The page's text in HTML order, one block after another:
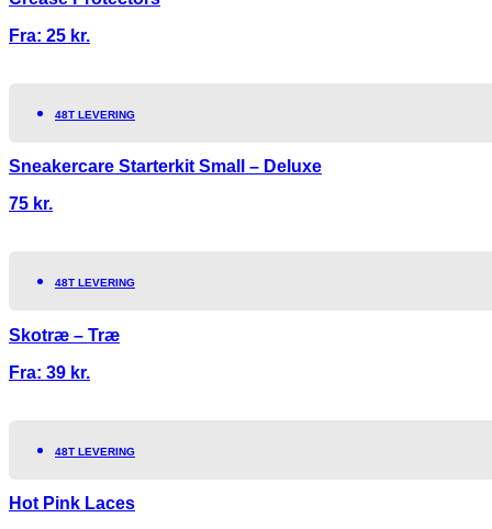
Fra: 25 kr.
48T LEVERING
Sneakercare Starterkit Small – Deluxe
75 kr.
48T LEVERING
Skotræ – Træ
Fra: 39 kr.
48T LEVERING
Hot Pink Laces